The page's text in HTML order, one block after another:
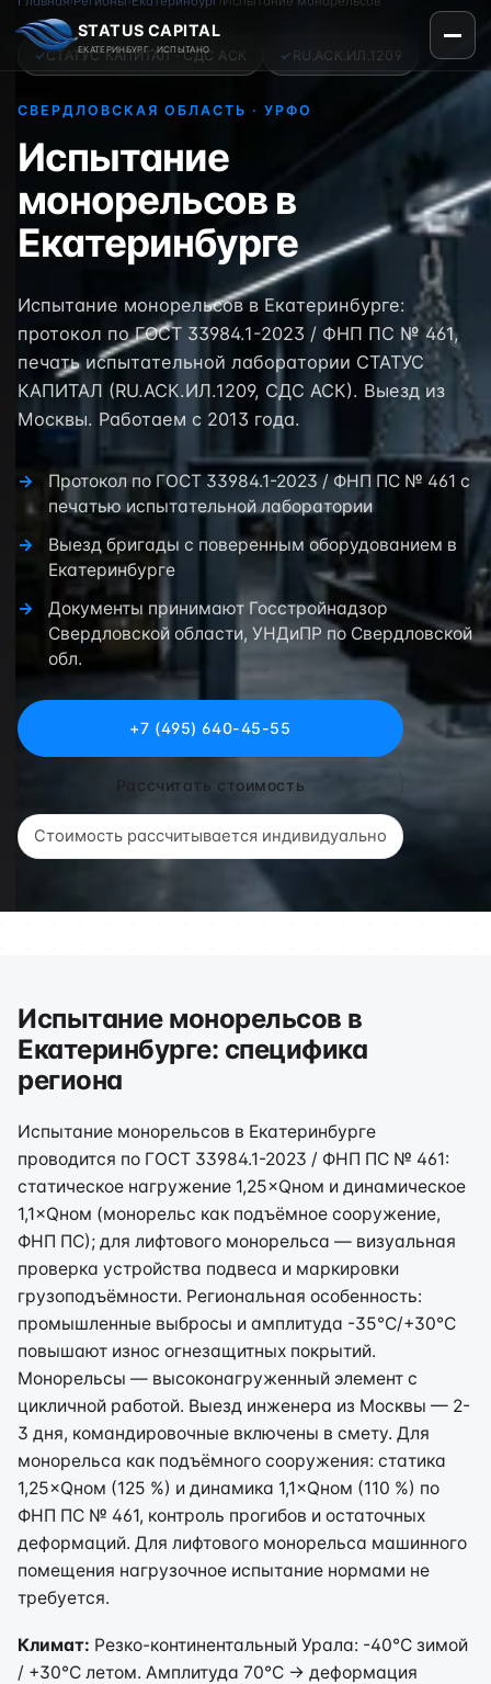
STATUS CAPITAL
ЕКАТЕРИНБУРГ · ИСПЫТАНО
✓СТАТУС КАПИТАЛ · СДС АСК ✓ RU.АСК.ИЛ.1209
СВЕРДЛОВСКАЯ ОБЛАСТЬ · УРФО
Испытание
монорельсов в
Екатеринбурге
Испытание монорельсов в Екатеринбурге:
протокол по ГОСТ 33984.1-2023 / ФНП ПС № 461,
печать испытательной лаборатории СТАТУС
КАПИТАЛ (RU.АСК.ИЛ.1209, СДС АСК). Выезд из
Москвы. Работаем с 2013 года.
Протокол по ГОСТ 33984.1-2023 / ФНП ПС № 461 с
печатью испытательной лаборатории
Выезд бригады с поверенным оборудованием в
Екатеринбурге
Документы принимают Госстройнадзор
Свердловской области, УНДиПР по Свердловской
обл.
+7 (495) 640-45-55
Рассчитать стоимость
Стоимость рассчитывается индивидуально
Испытание монорельсов в
Екатеринбурге: специфика
региона
Испытание монорельсов в Екатеринбурге
проводится по ГОСТ 33984.1-2023 / ФНП ПС № 461:
статическое нагружение 1,25×Qном и динамическое
1,1×Qном (монорельс как подъёмное сооружение,
ФНП ПС); для лифтового монорельса — визуальная
проверка устройства подвеса и маркировки
грузоподъёмности. Региональная особенность:
промышленные выбросы и амплитуда -35°C/+30°C
повышают износ огнезащитных покрытий.
Монорельсы — высоконагруженный элемент с
цикличной работой. Выезд инженера из Москвы — 2-
3 дня, командировочные включены в смету. Для
монорельса как подъёмного сооружения: статика
1,25×Qном (125 %) и динамика 1,1×Qном (110 %) по
ФНП ПС № 461, контроль прогибов и остаточных
деформаций. Для лифтового монорельса машинного
помещения нагрузочное испытание нормами не
требуется.
Климат: Резко-континентальный Урала: -40°C зимой
/ +30°C летом. Амплитуда 70°C → деформация